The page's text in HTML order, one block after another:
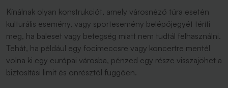
Kínálnak olyan konstrukciót, amely városnéző túra esetén
kulturális esemény, vagy sportesemény belépőjegyét téríti
meg, ha baleset vagy betegség miatt nem tudtál felhasználni.
Tehát, ha például egy focimeccsre vagy koncertre mentél
volna ki egy európai városba, pénzed egy része visszajöhet a
biztosítási limit és önrésztől függően.